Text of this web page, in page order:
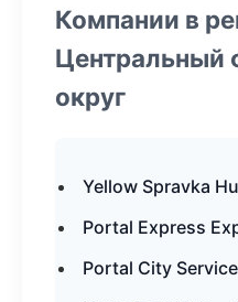
Компании в
Центральный
округ
Yellow Spravka
Portal Express
Portal City